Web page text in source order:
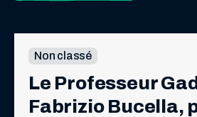
Non classé
Le Professeur
Fabrizio Bucella,